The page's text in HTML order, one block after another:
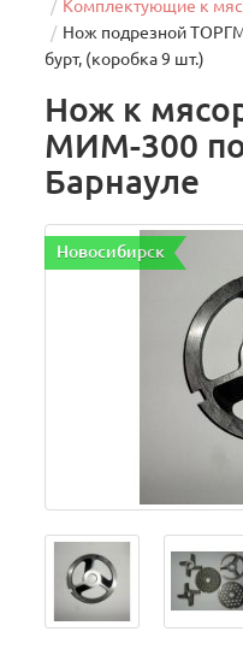
Комплектующие к
Нож подрезной
бурт, (коробка 9 шт.)
Нож к
МИМ-300
Барнауле
Новосибирск